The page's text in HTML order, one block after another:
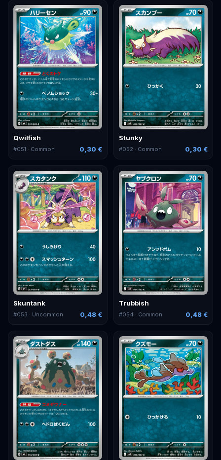
Qwilfish
#051 · Common 0,30 €
Stunky
#052 · Common 0,30 €
Skuntank
#053 · Uncommon 0,48 €
Trubbish
#054 · Common 0,48 €